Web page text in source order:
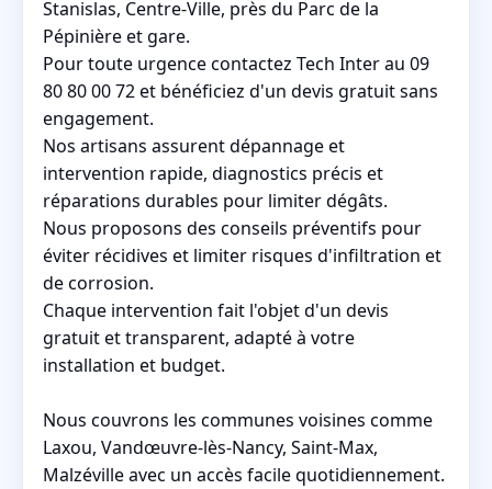
Stanislas, Centre-Ville, près du Parc de la
Pépinière et gare.
Pour toute urgence contactez Tech Inter au 09
80 80 00 72 et bénéficiez d'un devis gratuit sans
engagement.
Nos artisans assurent dépannage et
intervention rapide, diagnostics précis et
réparations durables pour limiter dégâts.
Nous proposons des conseils préventifs pour
éviter récidives et limiter risques d'infiltration et
de corrosion.
Chaque intervention fait l'objet d'un devis
gratuit et transparent, adapté à votre
installation et budget.
Nous couvrons les communes voisines comme
Laxou, Vandœuvre-lès-Nancy, Saint-Max,
Malzéville avec un accès facile quotidiennement.